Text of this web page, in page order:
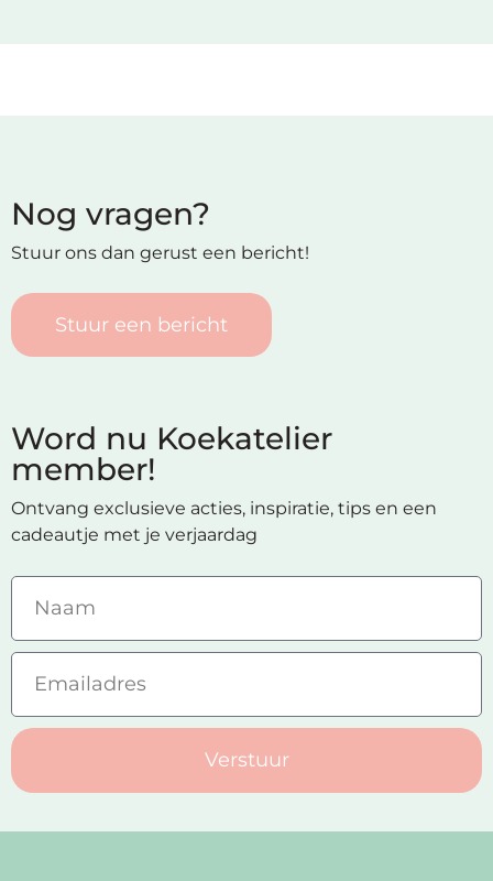
Nog vragen?
Stuur ons dan gerust een bericht!
Stuur een bericht
Word nu Koekatelier
member!
Ontvang exclusieve acties, inspiratie, tips en een
cadeautje met je verjaardag
Verstuur